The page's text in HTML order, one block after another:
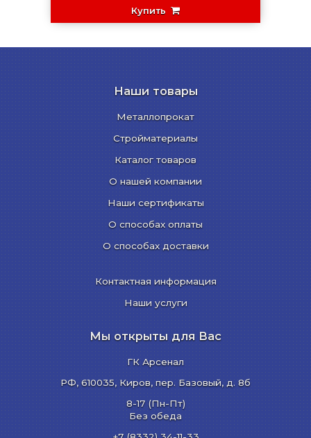
Купить
Наши товары
Металлопрокат
Стройматериалы
Каталог товаров
О нашей компании
Наши сертификаты
О способах оплаты
О способах доставки
Контактная информация
Наши услуги
Мы открыты для Вас
ГК Арсенал
РФ, 610035, Киров, пер. Базовый, д. 8б
8-17 (Пн-Пт)
Без обеда